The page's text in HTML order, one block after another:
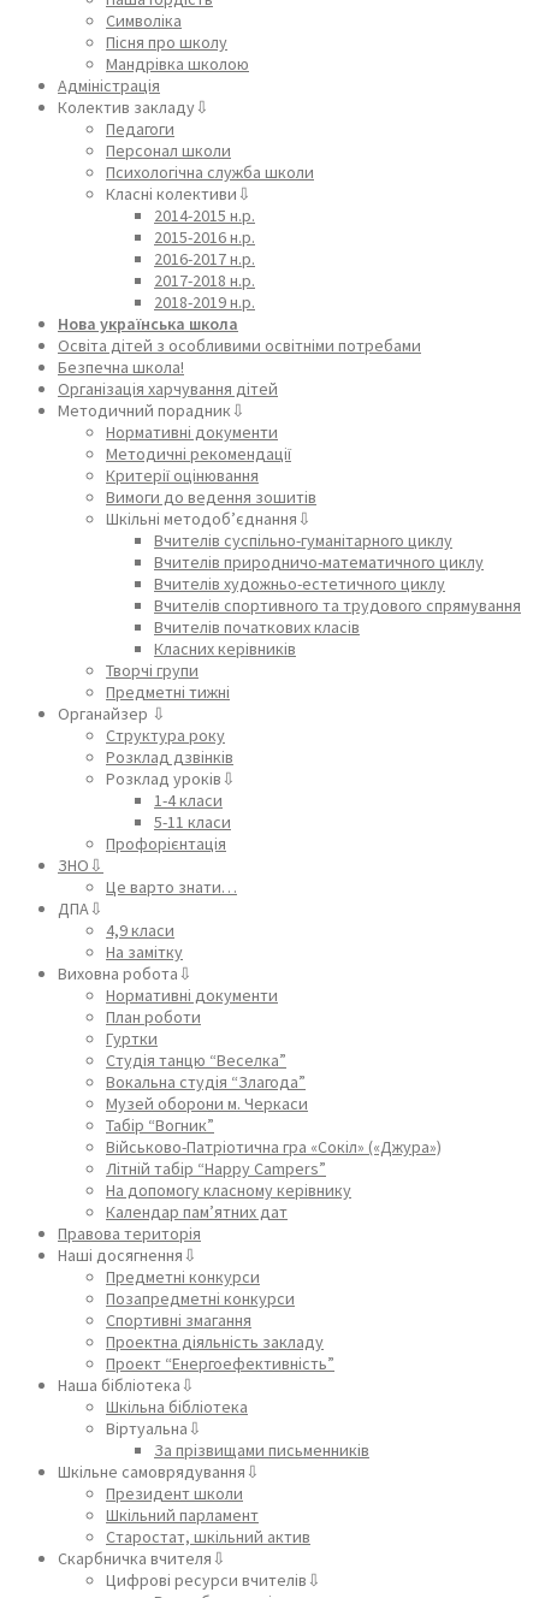
Символіка
Пісня про школу
Мандрівка школою
Адміністрація
Колектив закладу⇩
Педагоги
Персонал школи
Психологічна служба школи
Класні колективи⇩
2014-2015 н.р.
2015-2016 н.р.
2016-2017 н.р.
2017-2018 н.р.
2018-2019 н.р.
Нова українська школа
Освіта дітей з особливими освітніми потребами
Безпечна школа!
Організація харчування дітей
Методичний порадник⇩
Нормативні документи
Методичні рекомендації
Критерії оцінювання
Вимоги до ведення зошитів
Шкільні методоб’єднання⇩
Вчителів суспільно-гуманітарного циклу
Вчителів природничо-математичного циклу
Вчителів художньо-естетичного циклу
Вчителів спортивного та трудового спрямування
Вчителів початкових класів
Класних керівників
Творчі групи
Предметні тижні
Органайзер ⇩
Структура року
Розклад дзвінків
Розклад уроків⇩
1-4 класи
5-11 класи
Профорієнтація
ЗНО⇩
Це варто знати…
ДПА⇩
4,9 класи
На замітку
Виховна робота⇩
Нормативні документи
План роботи
Гуртки
Студія танцю “Веселка”
Вокальна студія “Злагода”
Музей оборони м. Черкаси
Табір “Вогник”
Військово-Патріотична гра «Сокіл» («Джура»)
Літній табір “Happy Campers”
На допомогу класному керівнику
Календар пам’ятних дат
Правова територія
Наші досягнення⇩
Предметні конкурси
Позапредметні конкурси
Спортивні змагання
Проектна діяльність закладу
Проект “Енергоефективність”
Наша бібліотека⇩
Шкільна бібліотека
Віртуальна⇩
За прізвищами письменників
Шкільне самоврядування⇩
Президент школи
Шкільний парламент
Старостат, шкільний актив
Скарбничка вчителя⇩
Цифрові ресурси вчителів⇩